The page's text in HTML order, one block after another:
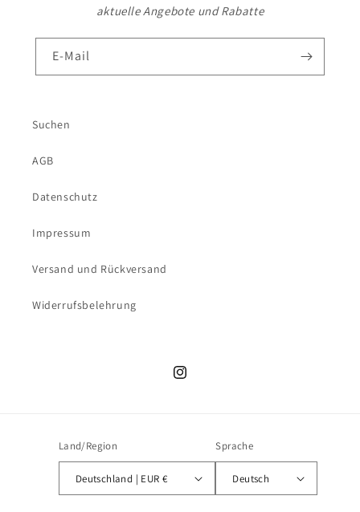
aktuelle Angebote und Rabatte
E-Mail
Suchen
AGB
Datenschutz
Impressum
Versand und Rückversand
Widerrufsbelehrung
Instagram
Land/Region
Deutschland | EUR €
Sprache
Deutsch